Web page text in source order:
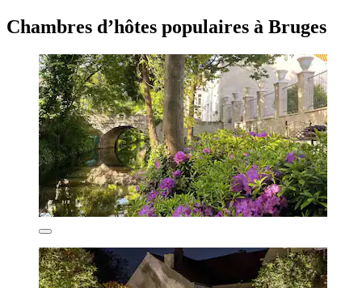
Chambres d’hôtes populaires à Bruges